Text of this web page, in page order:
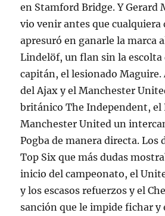
en Stamford Bridge. Y Gerard
vio venir antes que cualquiera
apresuró en ganarle la marca
Lindelöf, un flan sin la escolta
capitán, el lesionado Maguire.
del Ajax y el Manchester
británico The Independent, el
Manchester United un
Pogba de manera directa. Los
Top Six que más dudas
inicio del campeonato, el
y los escasos refuerzos y el
sanción que le impide fichar y